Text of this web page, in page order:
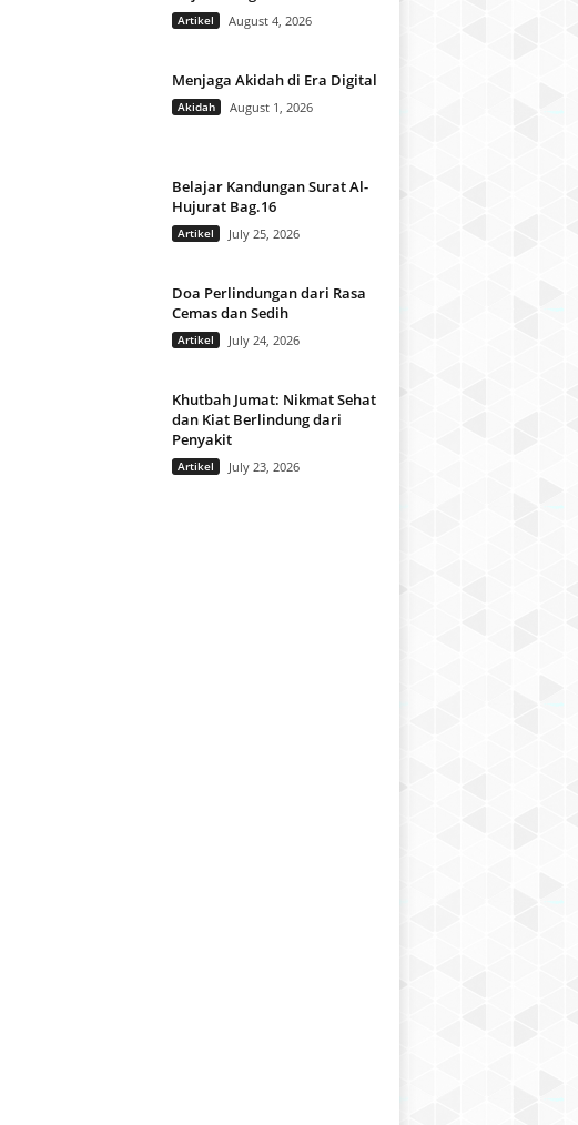
Artikel August 4, 2026
Menjaga Akidah di Era Digital
Akidah August 1, 2026
Belajar Kandungan Surat Al-
Hujurat Bag.16
Artikel July 25, 2026
Doa Perlindungan dari Rasa
Cemas dan Sedih
Artikel July 24, 2026
Khutbah Jumat: Nikmat Sehat
dan Kiat Berlindung dari
Penyakit
Artikel July 23, 2026